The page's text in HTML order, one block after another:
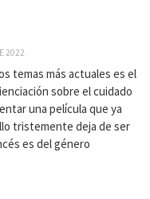
2022
temas más actuales es el
sobre el cuidado
una película que ya
tristemente deja de ser
es del género